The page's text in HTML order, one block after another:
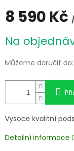
8 590 Kč
cena:
Na
Můžeme doručit do:
Vysoce kvalitní
Detailní informace